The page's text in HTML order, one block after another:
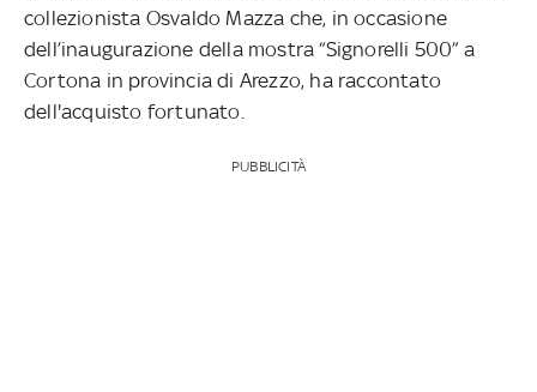
collezionista Osvaldo Mazza che, in occasione
dell’inaugurazione della mostra “Signorelli 500” a
Cortona in provincia di Arezzo, ha raccontato
dell'acquisto fortunato.
PUBBLICITÀ